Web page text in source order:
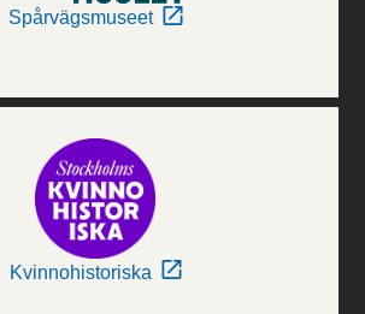
Spårvägsmuseet
Kvinnohistoriska